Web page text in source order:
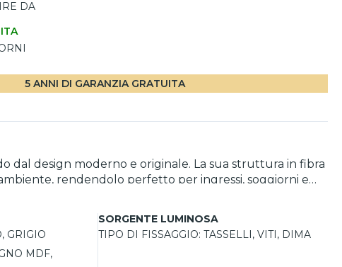
DA
5 ANNI DI GARANZIA GRATUITA
dal design moderno e originale. La sua struttura in fibra
rendendolo perfetto per ingressi, soggiorni e
le viti fornite nella confezione. Interamente
rinforzate per garantire un trasporto sicuro, è
GRIGIO
MDF,
SORGENTE LUMINOSA
TIPO DI FISSAGGIO: TASSELLI, VITI, DIMA